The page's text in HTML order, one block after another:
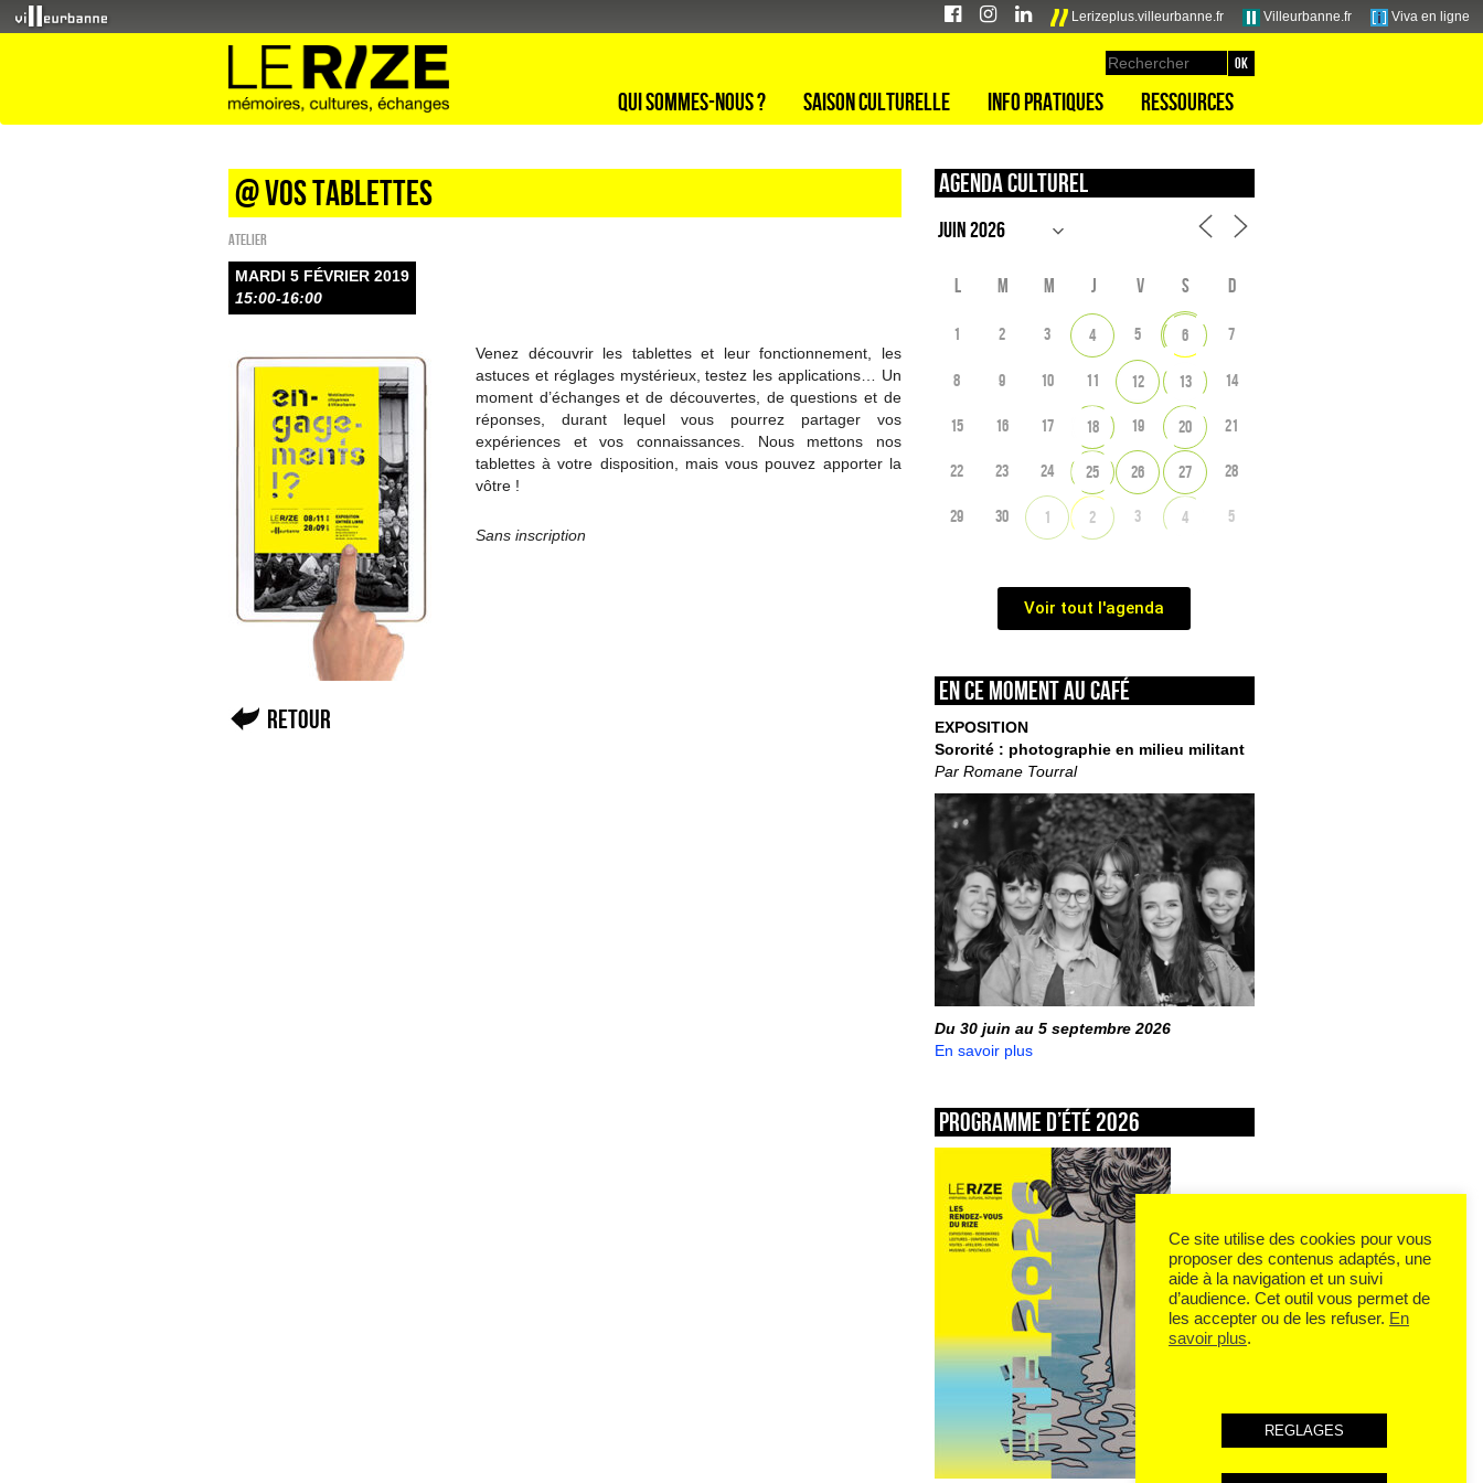
Lerizeplus.villeurbanne.fr Villeurbanne.fr Viva en ligne
Qui sommes-nous ? Saison culturelle Info pratiques Ressources
@ vos tablettes
Atelier
MARDI 5 FÉVRIER 2019
15:00-16:00
Venez découvrir les tablettes et leur fonctionnement, les
astuces et réglages mystérieux, testez les applications… Un
moment d’échanges et de découvertes, de questions et de
réponses, durant lequel vous pourrez partager vos
expériences et vos connaissances. Nous mettons nos
tablettes à votre disposition, mais vous pouvez apporter la
vôtre !
Sans inscription
Retour
Agenda culturel
L M M J V S D
1 2 3 4 5 6 7
8 9 10 11 12 13 14
15 16 17 18 19 20 21
22 23 24 25 26 27 28
29 30 1 2 3 4 5
Voir tout l'agenda
En ce moment au café
EXPOSITION
Sororité : photographie en milieu militant
Par Romane Tourral
Du 30 juin au 5 septembre 2026
En savoir plus
Programme d’été 2026
Ce site utilise des cookies pour vous
proposer des contenus adaptés, une
aide à la navigation et un suivi
d’audience. Cet outil vous permet de
les accepter ou de les refuser. En
savoir plus.
REGLAGES